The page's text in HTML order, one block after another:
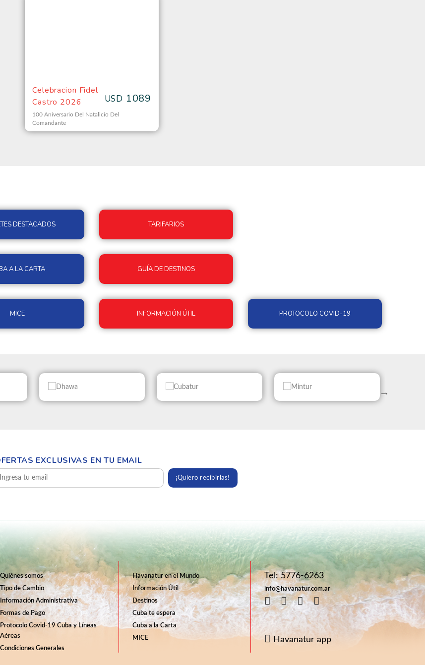
USD 1089
Celebracion Fidel
Castro 2026
100 Aniversario Del Natalicio Del
Comandante
DESTACADOS TARIFARIOS
A LA CARTA GUÍA DE DESTINOS
MICE INFORMACIÓN ÚTIL PROTOCOLO COVID-19
EXCLUSIVAS EN TU EMAIL
¡Quiero recibirlas!
Quiénes somos
Tipo de Cambio
Información Administrativa
Formas de Pago
Protocolo Covid-19 Cuba y Líneas
Aéreas
Condiciones Generales
Havanatur en el Mundo
Información Útil
Destinos
Cuba te espera
Cuba a la Carta
MICE
Tel: 5776-6263
info@havanatur.com.ar
Havanatur app